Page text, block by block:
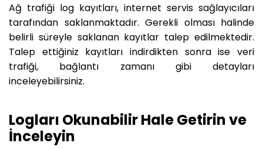
Ağ trafiği log kayıtları, internet servis sağlayıcıları
tarafından saklanmaktadır. Gerekli olması halinde
belirli süreyle saklanan kayıtlar talep edilmektedir.
Talep ettiğiniz kayıtları indirdikten sonra ise veri
trafiği, bağlantı zamanı gibi detayları
inceleyebilirsiniz.
Logları Okunabilir Hale Getirin ve
İnceleyin